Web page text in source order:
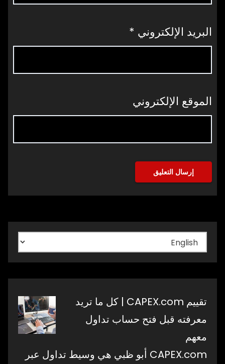
البريد الإلكتروني *
الموقع الإلكتروني
اختر
لغة
تقييم CAPEX.com | كل ما تريد
معرفته قبل فتح حساب تداول
معهم
CAPEX.com أبو ظبي هي وسيط تداول عبر